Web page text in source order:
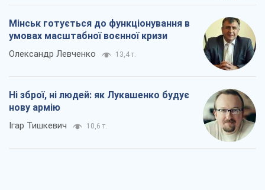
Мінськ готується до функціонування в
умовах масштабної воєнної кризи
Олександр Левченко 13,4 т.
Ні зброї, ні людей: як Лукашенко будує
нову армію
Ігар Тишкевич 10,6 т.